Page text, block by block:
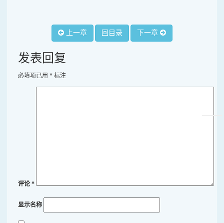
上一章 回目录 下一章
发表回复
必填项已用 * 标注
评论*
显示名称